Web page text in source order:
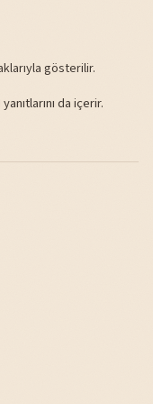
gösterilir.
da içerir.